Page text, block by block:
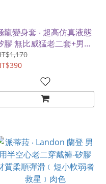
龍變身套 ‧ 超高仿真液態
膠 無比威猛老二套+男用
戴褲﹝可單獨或搭配穿戴
使用﹞